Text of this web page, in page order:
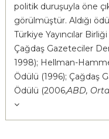
politik duruşuyla öne
görülmüştür. Aldığı
Türkiye Yayıncılar
Çağdaş Gazeteciler
1998); Hellman-
Ödülü (1996); Çağdaş
Ödülü (2006,ABD,